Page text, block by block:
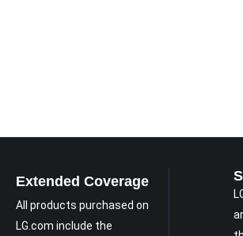
Extended Coverage
All products purchased on
LG.com include the